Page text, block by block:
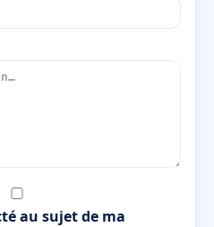
au sujet de ma